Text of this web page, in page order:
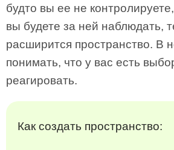
будто вы ее не
вы будете за ней наблюдать,
расширится пространство. В
понимать, что у вас есть
реагировать.
Как создать пространство: